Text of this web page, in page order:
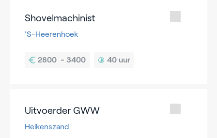
Shovelmachinist
'S-Heerenhoek
40 uur
Uitvoerder GWW
Heikenszand